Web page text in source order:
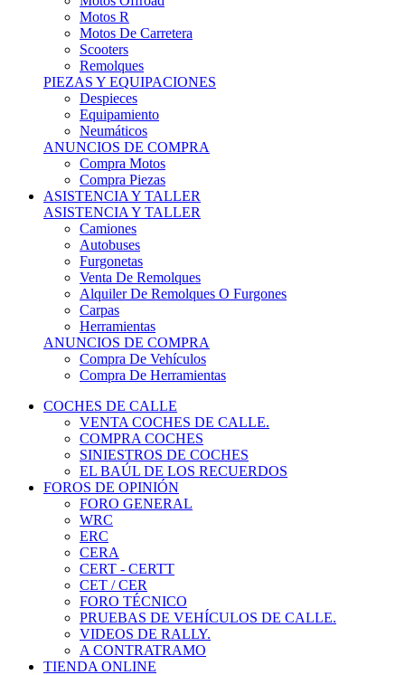
Motos R
Motos De Carretera
Scooters
Remolques
PIEZAS Y EQUIPACIONES
Despieces
Equipamiento
Neumáticos
ANUNCIOS DE COMPRA
Compra Motos
Compra Piezas
ASISTENCIA Y TALLER
ASISTENCIA Y TALLER
Camiones
Autobuses
Furgonetas
Venta De Remolques
Alquiler De Remolques O Furgones
Carpas
Herramientas
ANUNCIOS DE COMPRA
Compra De Vehículos
Compra De Herramientas
COCHES DE CALLE
VENTA COCHES DE CALLE.
COMPRA COCHES
SINIESTROS DE COCHES
EL BAÚL DE LOS RECUERDOS
FOROS DE OPINIÓN
FORO GENERAL
WRC
ERC
CERA
CERT - CERTT
CET / CER
FORO TÉCNICO
PRUEBAS DE VEHÍCULOS DE CALLE.
VIDEOS DE RALLY.
A CONTRATRAMO
TIENDA ONLINE